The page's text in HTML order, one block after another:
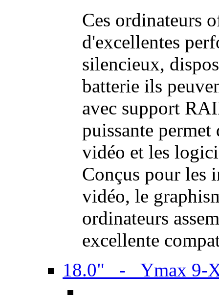
Ces ordinateurs
d'excellentes
silencieux,
batterie ils
avec support
puissante permet
vidéo et les
Conçus pour les
vidéo, le
ordinateurs
excellente
18.0" - Ymax 9-